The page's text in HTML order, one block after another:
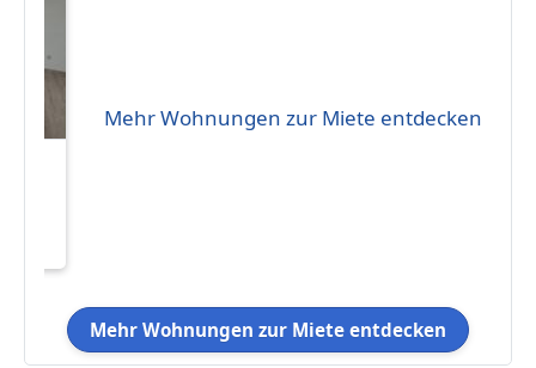
Mehr Wohnungen zur Miete entdecken
Mehr Wohnungen zur Miete entdecken